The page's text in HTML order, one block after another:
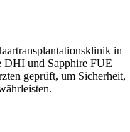
in
DHI und Sapphire FUE
geprüft, um Sicherheit,